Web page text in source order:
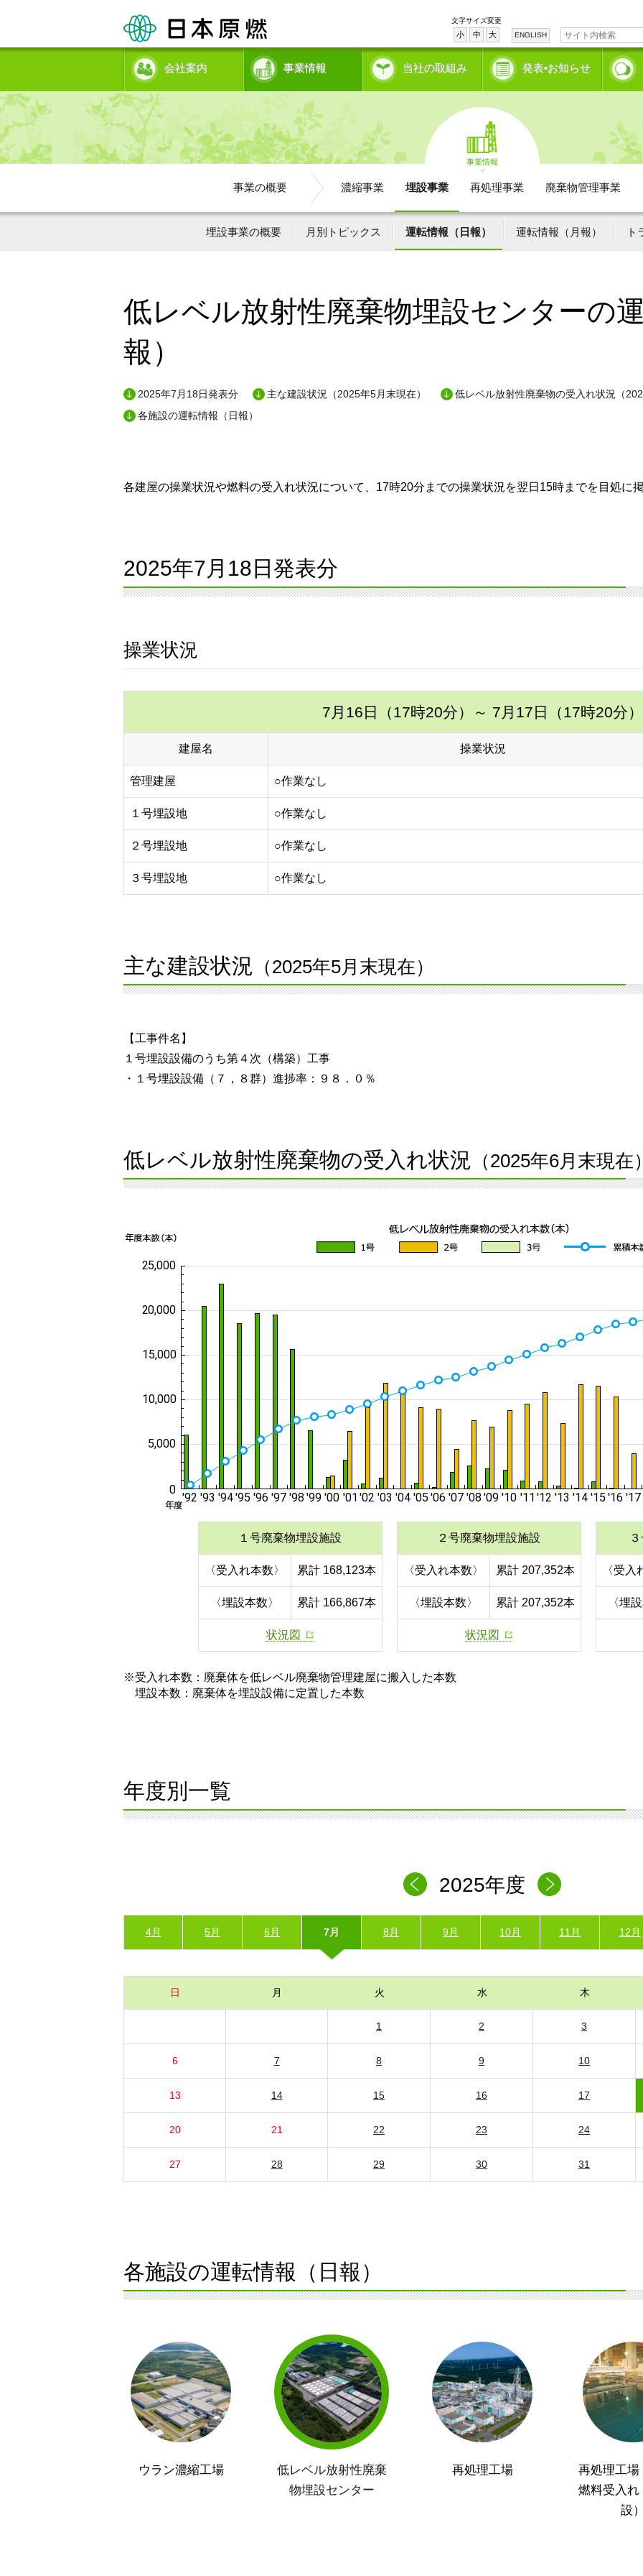
文字サイズ変更
小 中 大 ENGLISH
会社案内 事業情報 当社の取組み 発表•お知らせ
事業情報
事業の概要 濃縮事業 埋設事業 再処理事業 廃棄物管理事業
埋設事業の概要 月別トピックス 運転情報（日報） 運転情報（月報） ト
低レベル放射性廃棄物埋設センターの
報）
2025年7月18日発表分 主な建設状況（2025年5月末現在）
低レベル放射性廃棄物の受入れ状況（
各施設の運転情報（日報）
各建屋の操業状況や燃料の受入れ状況について、17時20分までの操業状況を翌日15時までを目処に
2025年7月18日発表分
操業状況
7月16日（17時20分） ～ 7月17日（17時20分）
建屋名 操業状況
管理建屋 ○作業なし
１号埋設地 ○作業なし
２号埋設地 ○作業なし
３号埋設地 ○作業なし
主な建設状況 （2025年5月末現在）
【工事件名】
１号埋設設備のうち第４次（構築）工事
・１号埋設設備（７，８群）進捗率：９８．０％
低レベル放射性廃棄物の受入れ状況 （2025年6月末現在
１号廃棄物埋設施設
〈受入れ本数〉 累計 168,123本
〈埋設本数〉 累計 166,867本
状況図
２号廃棄物埋設施設
〈受入れ本数〉 累計 207,352本
〈埋設本数〉 累計 207,352本
状況図
〈受入
〈埋
※受入れ本数：廃棄体を低レベル廃棄物管理建屋に搬入した本数
埋設本数：廃棄体を埋設設備に定置した本数
年度別一覧
2025年度
4月 5月 6月 7月 8月 9月 10月 11月 12月
日 月 火 水 木
1 2 3
6 7 8 9 10
13 14 15 16 17
20 21 22 23 24
27 28 29 30 31
各施設の運転情報（日報）
ウラン濃縮工場
低レベル放射性廃棄
物埋設センター
再処理工場
再処理工場
燃料受入れ
設